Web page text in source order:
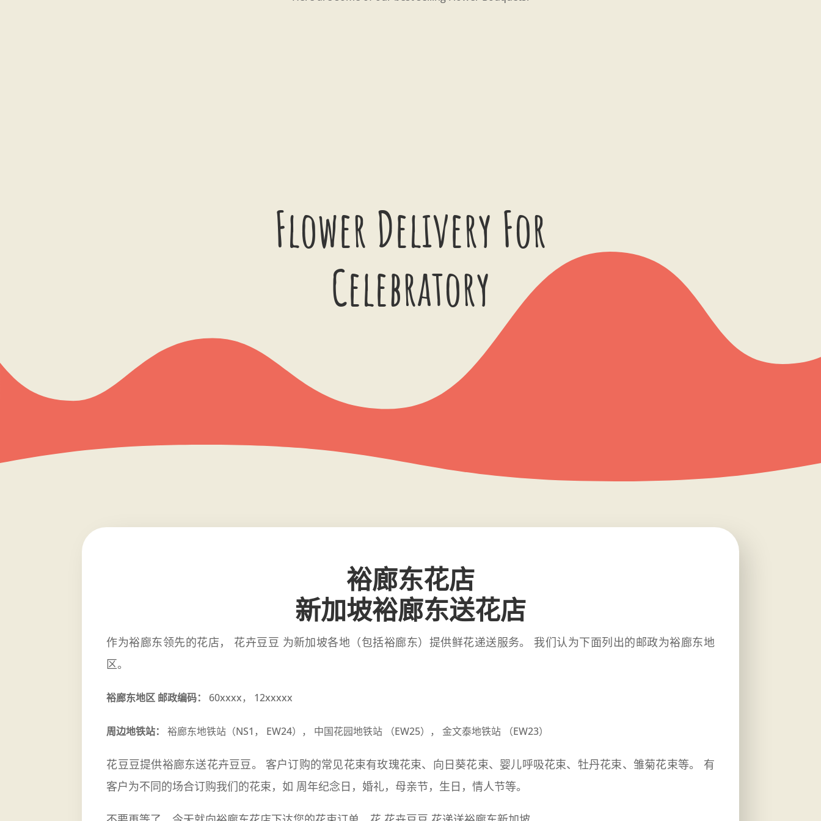
Flower Delivery For
Celebratory
裕廊东花店
新加坡裕廊东送花店
作为裕廊东领先的花店， 花卉豆豆 为新加坡各地（包括裕廊东）提供鲜花递送服务。 我们认为下面列出的邮政为裕廊东地
区。
裕廊东地区 邮政编码： 60xxxx， 12xxxxx
周边地铁站： 裕廊东地铁站（NS1， EW24）， 中国花园地铁站 （EW25）， 金文泰地铁站 （EW23）
花豆豆提供裕廊东送花卉豆豆。 客户订购的常见花束有玫瑰花束、向日葵花束、婴儿呼吸花束、牡丹花束、雏菊花束等。 有
客户为不同的场合订购我们的花束，如 周年纪念日，婚礼，母亲节，生日，情人节等。